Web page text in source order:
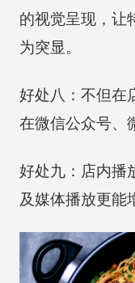
的视觉呈现，让
为突显。
好处八：不但在
在微信公众号、
好处九：店内播
及媒体播放更能